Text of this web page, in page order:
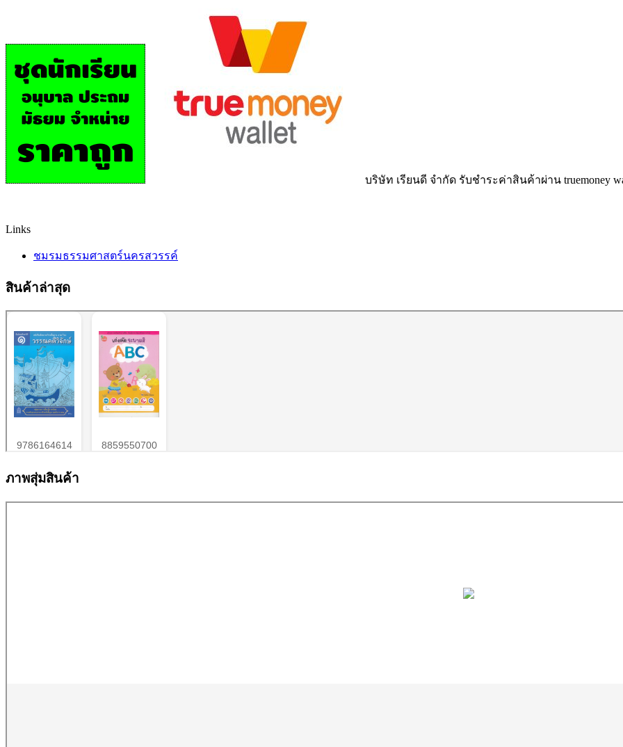
บริษัท เรียนดี จำกัด รับชำระค่าสินค้าผ่าน truemoney
Links
ชมรมธรรมศาสตร์นครสวรรค์
สินค้าล่าสุด
ภาพสุ่มสินค้า